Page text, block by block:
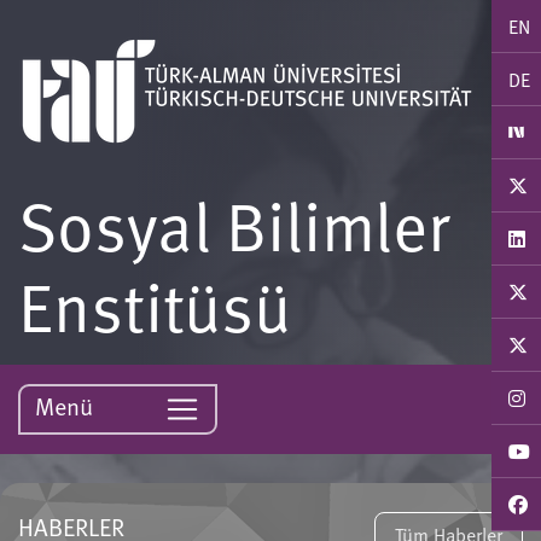
EN
DE
Sosyal Bilimler
Enstitüsü
Menü
HABERLER Tüm Haberler